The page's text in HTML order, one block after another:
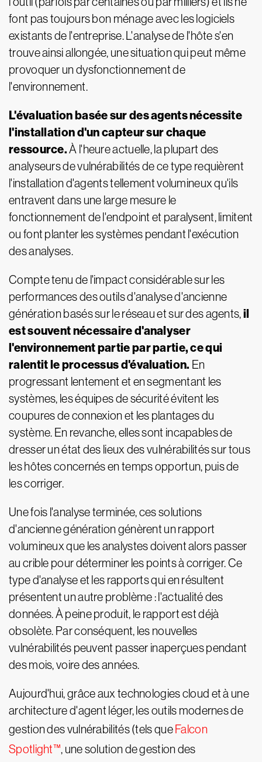
font pas toujours bon ménage avec les logiciels
existants de l'entreprise. L'analyse de l'hôte s'en
trouve ainsi allongée, une situation qui peut même
provoquer un dysfonctionnement de
l'environnement.
L'évaluation basée sur des agents nécessite
l'installation d'un capteur sur chaque
ressource.À l'heure actuelle, la plupart des
analyseurs de vulnérabilités de ce type requièrent
l'installation d'agents tellement volumineux qu'ils
entravent dans une large mesure le
fonctionnement de l'endpoint et paralysent, limitent
ou font planter les systèmes pendant l'exécution
des analyses.
Compte tenu de l'impact considérable sur les
performances des outils d'analyse d'ancienne
génération basés sur le réseau et sur des agents,il
est souvent nécessaire d'analyser
l'environnement partie par partie, ce qui
ralentit le processus d'évaluation. En
progressant lentement et en segmentant les
systèmes, les équipes de sécurité évitent les
coupures de connexion et les plantages du
système. En revanche, elles sont incapables de
dresser un état des lieux des vulnérabilités sur tous
les hôtes concernés en temps opportun, puis de
les corriger.
Une fois l'analyse terminée, ces solutions
d'ancienne génération génèrent un rapport
volumineux que les analystes doivent alors passer
au crible pour déterminer les points à corriger. Ce
type d'analyse et les rapports qui en résultent
présentent un autre problème : l'actualité des
données. À peine produit, le rapport est déjà
obsolète. Par conséquent, les nouvelles
vulnérabilités peuvent passer inaperçues pendant
des mois, voire des années.
Aujourd'hui, grâce aux technologies cloud et à une
architecture d'agent léger, les outils modernes de
gestion des vulnérabilités (tels que Falcon
Spotlight™, une solution de gestion des